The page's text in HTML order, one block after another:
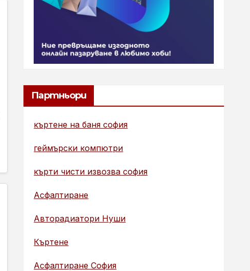
Партньори
къртене на баня софия
геймърски компютри
кърти чисти извозва софия
Асфалтиране
Авторадиатори Нуши
Къртене
Асфалтиране София